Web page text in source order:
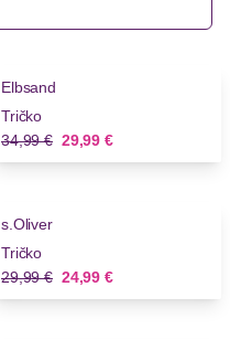
Elbsand
Tričko
Stará cena
34,99 € Nová cena
29,99 €
s.Oliver
Tričko
Stará cena
29,99 € Nová cena
24,99 €